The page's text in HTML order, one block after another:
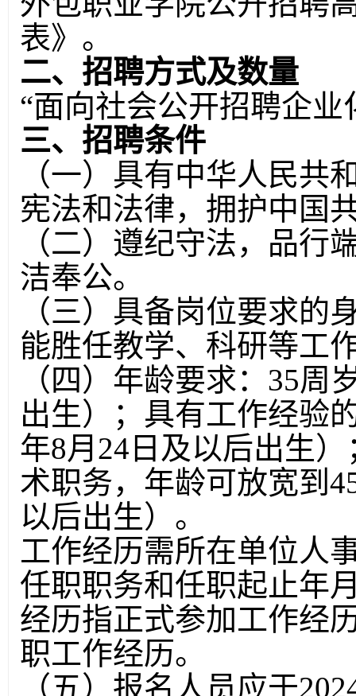
表》。
二、招聘方式及数量
“面向社会公开招聘企业
三、招聘条件
（一）具有中华人民共
宪法和法律，拥护中国
（二）遵纪守法，品行
洁奉公。
（三）具备岗位要求的
能胜任教学、科研等工
（四）年龄要求：35周
出生）；具有工作经验
年8月24日及以后出生
术职务，年龄可放宽到
以后出生）。
工作经历需所在单位人
任职职务和任职起止年
经历指正式参加工作经
职工作经历。
（五）报名人员应于